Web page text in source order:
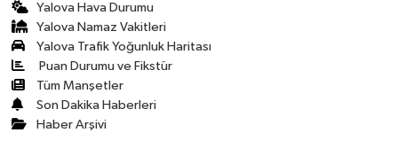
Yalova Hava Durumu
Yalova Namaz Vakitleri
Yalova Trafik Yoğunluk Haritası
Puan Durumu ve Fikstür
Tüm Manşetler
Son Dakika Haberleri
Haber Arşivi